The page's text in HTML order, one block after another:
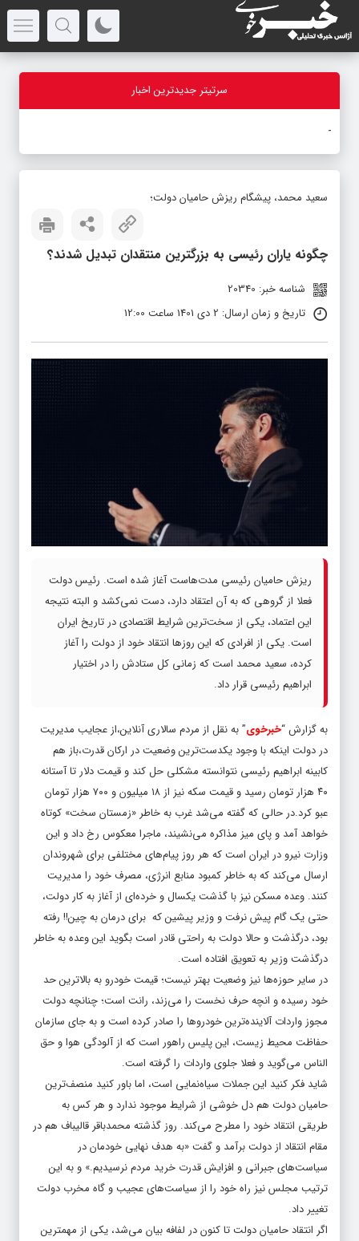
سرتیتر جدیدترین اخبار
بازدی
سعید محمد، پیشگام ریزش حامیان دولت؛
چگونه یاران رئیسی به بزرگترین منتقدان تبدیل شدند؟
شناسه خبر: 20340
تاریخ و زمان ارسال: 2 دی 1401 ساعت 12:00
ریزش حامیان رئیسی مدت‌هاست آغاز شده است. رئیس دولت
فعلا از گروهی که به آن اعتقاد دارد، دست نمی‌کشد و البته نتیجه
این اعتماد، یکی از سخت‌ترین شرایط اقتصادی در تاریخ ایران
است. یکی از افرادی که این روزها انتقاد خود از دولت را آغاز
کرده، سعید محمد است که زمانی کل ستادش را در اختیار
ابراهیم رئیسی قرار داد.
به گزارش “خبرخوی” به نقل از مردم سالاری آنلاین،از عجایب مدیریت
در دولت اینکه با وجود یکدست‌ترین وضعیت در ارکان قدرت،باز هم
کابینه ابراهیم رئیسی نتوانسته مشکلی حل کند و قیمت دلار تا آستانه
۴۰ هزار تومان رسید و قیمت سکه نیز از ۱۸ میلیون و ۷۰۰ هزار تومان
عبو کرد.در حالی که گفته می‌شد غرب به خاطر «زمستان سخت» کوتاه
خواهد آمد و پای میز مذاکره می‌نشیند، ماجرا معکوس رخ داد و این
وزارت نیرو در ایران است که هر روز پیام‌های مختلفی برای شهروندان
ارسال می‌کند که به خاطر کمبود منابع انرژی، مصرف خود را مدیریت
کنند. وعده مسکن نیز با گذشت یکسال و خرده‌ای از آغاز به کار دولت،
حتی یک گام پیش نرفت و وزیر پیشین که برای درمان به چین!! رفته
بود، درگذشت و حالا دولت به راحتی قادر است بگوید این وعده به خاطر
درگذشت وزیر به تعویق افتاده است.
در سایر حوزه‌ها نیز وضعیت بهتر نیست؛ قیمت خودرو به بالاترین حد
خود رسیده و انچه حرف نخست را می‌زند، رانت است؛ چنانچه دولت
مجوز واردات آلاینده‌ترین خودروها را صادر کرده است و به جای سازمان
حفاظت محیط زیست، این پلیس راهور است که از آلودگی هوا و حق
الناس می‌گوید و فعلا جلوی واردات را گرفته است.
شاید فکر کنید این جملات سیاه‌نمایی است، اما باور کنید منصف‌ترین
حامیان دولت هم دل خوشی از شرایط موجود ندارد و هر کس به
طریقی انتقاد خود را مطرح می‌کند. روز گذشته محمدباقر قالیباف هم در
مقام انتقاد از دولت برآمد و گفت «به هدف نهایی خودمان در
سیاست‌‎‌های جبرانی و افزایش قدرت خرید مردم نرسیدیم.» و به این
ترتیب مجلس نیز راه خود را از سیاست‌های عجیب و گاه مخرب دولت
تغییر داد.
اگر انتقاد حامیان دولت تا کنون در لفافه بیان می‌شد، یکی از مهمترین